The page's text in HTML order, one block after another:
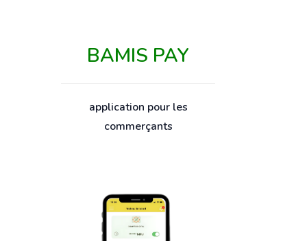
BAMIS PAY
application pour les
commerçants